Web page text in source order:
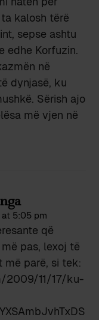
kalosh tërë
sepse ashtu
edhe Korfuzin.
në
dynjasë, ku
Sërish ajo
më vjen në
at 5:05 pm
që
pas, lexoj të
më parë, si tek:
2009/11/17/ku-